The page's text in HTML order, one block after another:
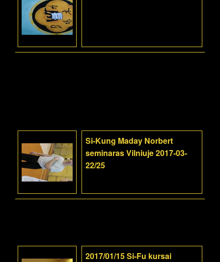
Si-Kung Maday Norbert
seminaras Vilniuje 2017-03-
22/25
2017/01/15 Si-Fu kursai